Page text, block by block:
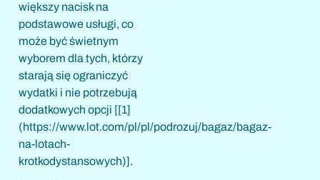
większy nacisk na
podstawowe usługi, co
może być świetnym
wyborem dla tych, którzy
starają się ograniczyć
wydatki i nie potrzebują
dodatkowych opcji [[1]
(https://www.lot.com/pl/pl/podrozuj/bagaz/bagaz-
na-lotach-
krotkodystansowych)].